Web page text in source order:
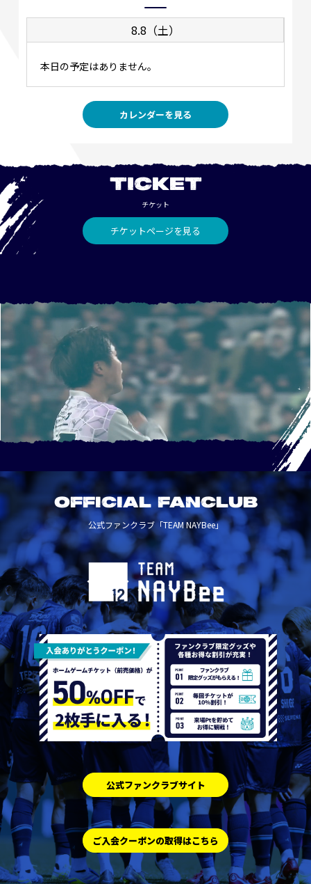
8.8（土）
本日の予定はありません。
カレンダーを見る
TICKET
チケット
チケットページを見る
OFFICIAL FANCLUB
公式ファンクラブ「TEAM NAYBee」
公式ファンクラブサイト
ご入会クーポンの取得はこちら